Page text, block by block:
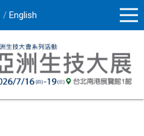
English